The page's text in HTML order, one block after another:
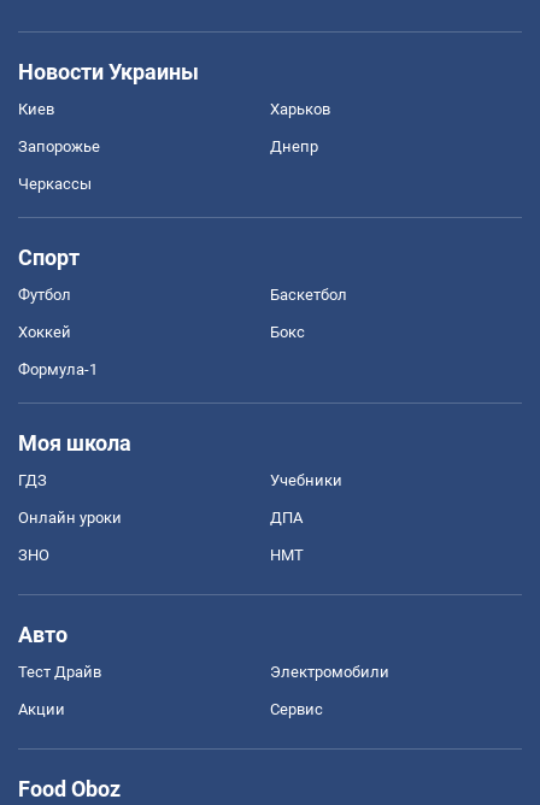
Новости Украины
Киев Харьков
Запорожье Днепр
Черкассы
Спорт
Футбол Баскетбол
Хоккей Бокс
Формула-1
Моя школа
ГДЗ Учебники
Онлайн уроки ДПА
ЗНО НМТ
Авто
Тест Драйв Электромобили
Акции Сервис
Food Oboz